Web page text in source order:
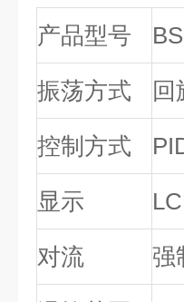
产品型号
振荡方式 回
控制方式
显示
对流 强